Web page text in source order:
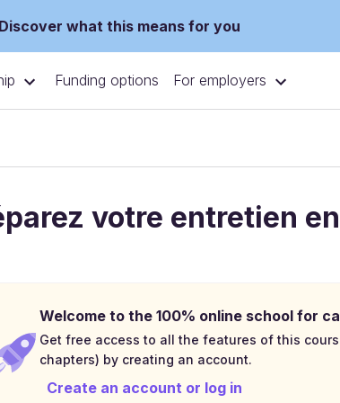
Discover what this means for you
Funding options For employers
votre entretien
Welcome to the 100% online school for
Get free access to all the features of this
chapters) by creating an account.
Create an account or log in